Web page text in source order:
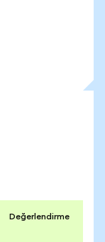
Değerlendirme